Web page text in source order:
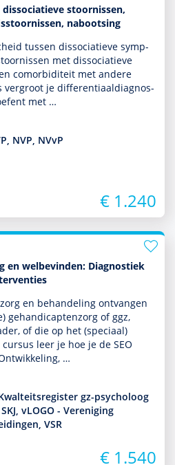
stoornissen,
nabootsing
tussen dissociatieve symp­
met dissociatieve
comorbiditeit met andere
vergroot je differentiaaldiag­nos­
met …
NVP, NVvP
€ 1.240
en welbevinden: Diagnostiek
en behan­del­ing ontvangen
gehandi­capten­zorg of ggz,
of die op het (speciaal)
leer je hoe je de SEO
…
gz-psycholoog
vLOGO - Vereniging
VSR
€ 1.540